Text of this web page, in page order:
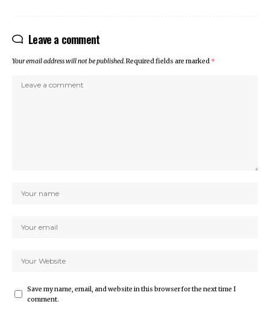
Leave a comment
Your email address will not be published.Required fields are marked *
Save my name, email, and website in this browser for the next time I
comment.